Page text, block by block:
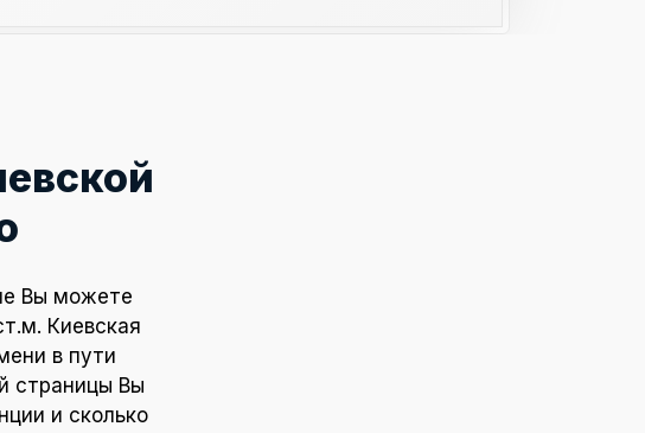
Вы можете
Киевская
в пути
страницы Вы
и сколько